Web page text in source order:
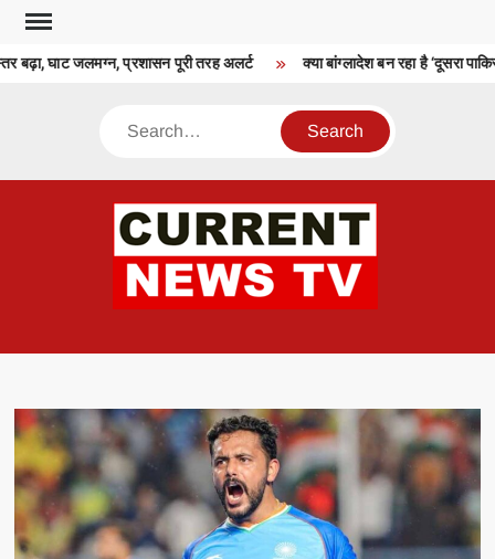
Skip
contentघाट जलमग्न, प्रशासन पूरी तरह अलर्ट क्या बांग्लादेश बन रहा है ‘दूसरा
Search